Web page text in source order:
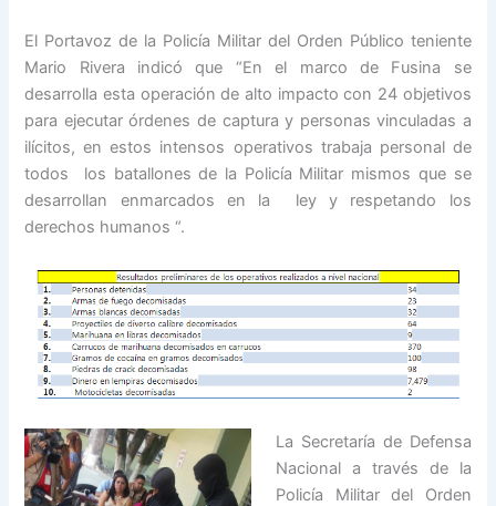
El Portavoz de la Policía Militar del Orden Público teniente
Mario Rivera indicó que “En el marco de Fusina se
desarrolla esta operación de alto impacto con 24 objetivos
para ejecutar órdenes de captura y personas vinculadas a
ilícitos, en estos intensos operativos trabaja personal de
todos los batallones de la Policía Militar mismos que se
desarrollan enmarcados en la ley y respetando los
derechos humanos “.
La Secretaría de Defensa
Nacional a través de la
Policía Militar del Orden